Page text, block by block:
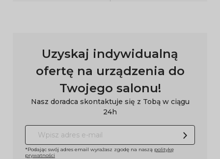
Uzyskaj indywidualną
ofertę na urządzenia do
Twojego salonu!
Nasz doradca skontaktuje się z Tobą w ciągu
24h
*Podając swój adres email wyrażasz zgodę na naszą politykę
prywatności